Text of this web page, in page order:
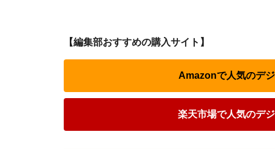
【編集部おすすめの購入サイト】
Amazonで人気のデ
楽天市場で人気のデ